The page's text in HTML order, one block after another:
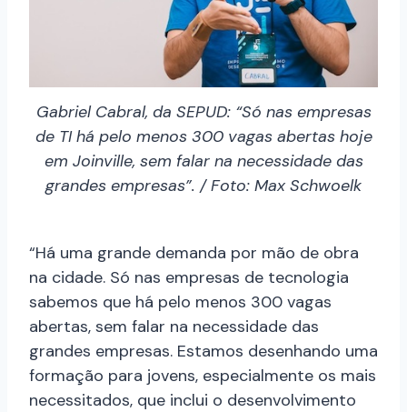
Gabriel Cabral, da SEPUD: “Só nas empresas
de TI há pelo menos 300 vagas abertas hoje
em Joinville, sem falar na necessidade das
grandes empresas”. / Foto: Max Schwoelk
“Há uma grande demanda por mão de obra
na cidade. Só nas empresas de tecnologia
sabemos que há pelo menos 300 vagas
abertas, sem falar na necessidade das
grandes empresas. Estamos desenhando uma
formação para jovens, especialmente os mais
necessitados, que inclui o desenvolvimento